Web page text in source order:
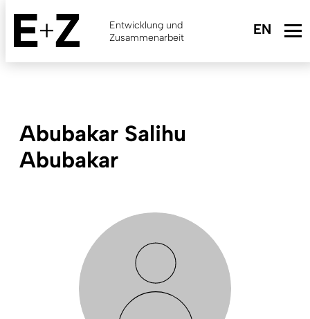
Skip
main
content
Entwicklung und
Zusammenarbeit
Abubakar Salihu
Abubakar